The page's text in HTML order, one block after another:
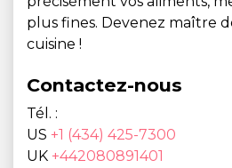
plus fines. Devenez maître
cuisine !
Contactez-nous
Tél. :
US +1 (434) 425-7300
UK +442080891401